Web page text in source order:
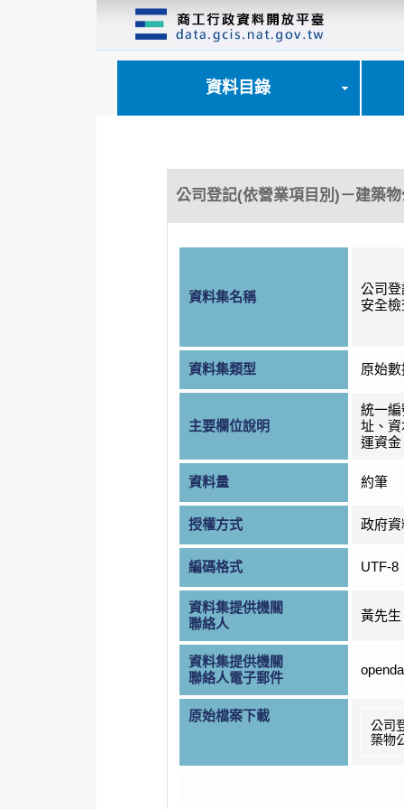
資料目錄
公司登記(依營業項目別)－建築
資料集名稱
公司
安全檢
資料集類型 原始數
主要欄位說明
統一
址、
運資
資料量 約筆
授權方式 政府
編碼格式 UTF-8
資料集提供機關
聯絡人
黃先生
資料集提供機關
聯絡人電子郵件
原始檔案下載
公司
築物